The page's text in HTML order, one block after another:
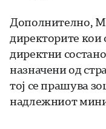
Дополнително,
директорите кои
директни
назначени од
тој се прашува
надлежниот